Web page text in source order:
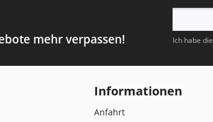
mehr verpassen! Ich habe die
Informationen
Anfahrt